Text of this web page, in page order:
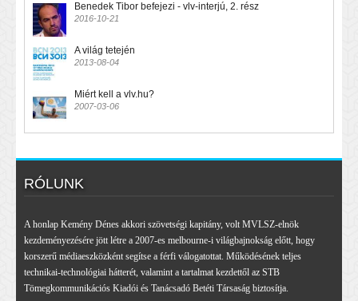
Benedek Tibor befejezi - vlv-interjú, 2. rész
2016-10-21
A világ tetején
2013-08-04
Miért kell a vlv.hu?
2007-03-06
RÓLUNK
A honlap Kemény Dénes akkori szövetségi kapitány, volt MVLSZ-elnök
kezdeményezésére jött létre a 2007-es melbourne-i világbajnokság előtt, hogy
korszerű médiaeszközként segítse a férfi válogatottat. Működésének teljes
technikai-technológiai hátterét, valamint a tartalmat kezdettől az STB
Tömegkommunikációs Kiadói és Tanácsadó Betéti Társaság biztosítja.